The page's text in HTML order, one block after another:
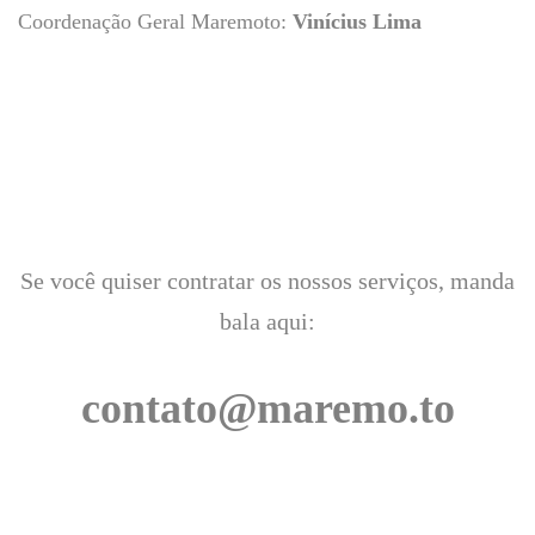
Coordenação Geral Maremoto: Vinícius Lima
Se você quiser contratar os nossos serviços, manda
bala aqui:
contato@maremo.to